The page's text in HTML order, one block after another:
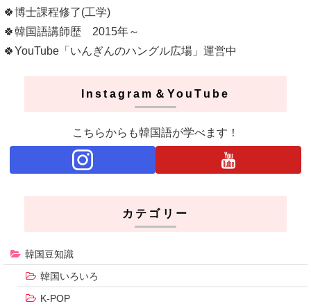
🍀博士課程修了(工学)
🍀韓国語講師歴 2015年～
🍀YouTube「いんぎんのハングル広場」運営中
Instagram＆YouTube
こちらからも韓国語が学べます！
カテゴリー
韓国豆知識
韓国いろいろ
K-POP